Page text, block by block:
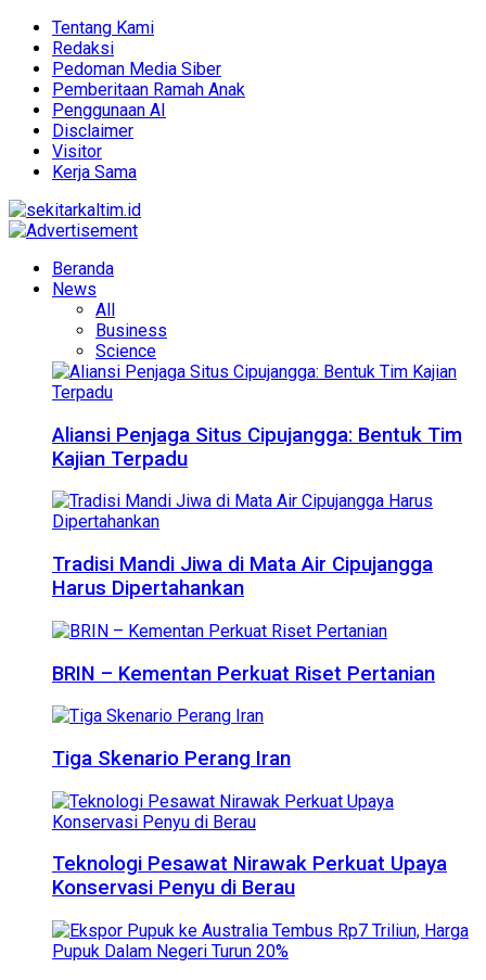
Tentang Kami
Redaksi
Pedoman Media Siber
Pemberitaan Ramah Anak
Penggunaan AI
Disclaimer
Visitor
Kerja Sama
Beranda
News
All
Business
Science
Aliansi Penjaga Situs Cipujangga: Bentuk Tim
Kajian Terpadu
Tradisi Mandi Jiwa di Mata Air Cipujangga
Harus Dipertahankan
BRIN – Kementan Perkuat Riset Pertanian
Tiga Skenario Perang Iran
Teknologi Pesawat Nirawak Perkuat Upaya
Konservasi Penyu di Berau